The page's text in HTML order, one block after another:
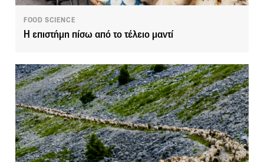
FOOD SCIENCE
Η επιστήμη πίσω από το τέλειο μαντί